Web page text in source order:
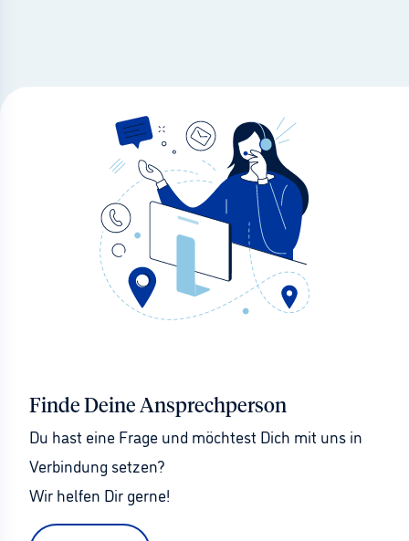
Finde Deine Ansprechperson
Du hast eine Frage und möchtest Dich mit uns in
Verbindung setzen?
Wir helfen Dir gerne!